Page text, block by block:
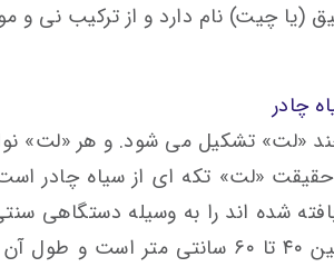
(یا چیت) نام دارد و از ترکیب نی و
چادر
«لت» تشکیل می شود. و هر «لت»
«لت» تکه ای از سیاه چادر
شده اند را به وسیله دستگاهی